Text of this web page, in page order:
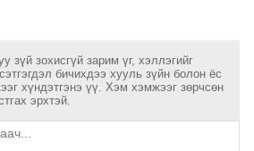
зохисгүй зарим үг, хэллэгийг
бичихдээ хууль зүйн болон ёс
хүндэтгэнэ үү. Хэм хэмжээг зөрчсөн
эрхтэй.